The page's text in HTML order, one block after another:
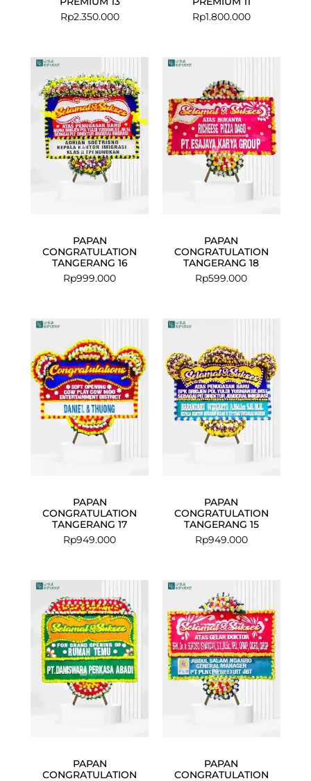
Rp2.350.000
Rp1.800.000
PAPAN
CONGRATULATION
TANGERANG 16
Rp999.000
PAPAN
CONGRATULATION
TANGERANG 18
Rp599.000
PAPAN
CONGRATULATION
TANGERANG 17
Rp949.000
PAPAN
CONGRATULATION
TANGERANG 15
Rp949.000
PAPAN
CONGRATULATION
PAPAN
CONGRATULATION